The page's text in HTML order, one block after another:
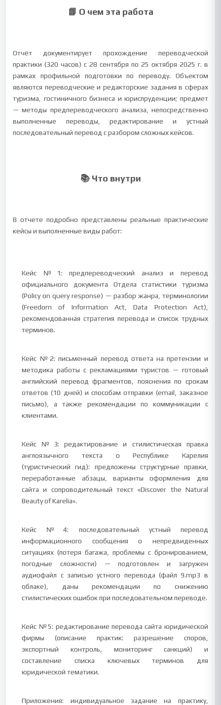
📘 О чем эта работа
Отчёт документирует прохождение переводческой
практики (320 часов) с 28 сентября по 25 октября 2025 г. в
рамках профильной подготовки по переводу. Объектом
являются переводческие и редакторские задания в сферах
туризма, гостиничного бизнеса и юриспруденции; предмет
— методы предпереводческого анализа, непосредственно
выполненные переводы, редактирование и устный
последовательный перевод с разбором сложных кейсов.
📚 Что внутри
В отчете подробно представлены реальные практические
кейсы и выполненные виды работ:
Кейс №1: предпереводческий анализ и перевод
официального документа Отдела статистики туризма
(Policy on query response) — разбор жанра, терминологии
(Freedom of Information Act, Data Protection Act),
рекомендованная стратегия перевода и список трудных
терминов.
Кейс №2: письменный перевод ответа на претензии и
методика работы с рекламациями туристов — готовый
английский перевод фрагментов, пояснения по срокам
ответов (10 дней) и способам отправки (email, заказное
письмо), а также рекомендации по коммуникации с
клиентами.
Кейс №3: редактирование и стилистическая правка
англоязычного текста о Республике Карелия
(туристический гид): предложены структурные правки,
переработанные абзацы, варианты оформления для
сайта и сопроводительный текст «Discover the Natural
Beauty of Karelia».
Кейс №4: последовательный устный перевод
информационного сообщения о непредвиденных
ситуациях (потеря багажа, проблемы с бронированием,
погодные сложности) — подготовлен и загружен
аудиофайл с записью устного перевода (файл 9.mp3 в
облаке), даны рекомендации по снижению
стилистических ошибок при последовательном переводе.
Кейс №5: редактирование перевода сайта юридической
фирмы (описание практик: разрешение споров,
экспортный контроль, мониторинг санкций) и
составление списка ключевых терминов для
юридической тематики.
Приложения: индивидуальное задание на практику,